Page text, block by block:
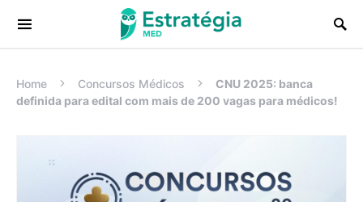
Procurar:
Home Concursos Médicos
CNU 2025: banca
definida para edital com mais de 200 vagas para médicos!